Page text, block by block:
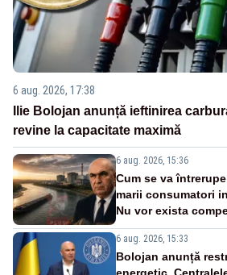
6 aug. 2026, 17:38
Ilie Bolojan anunță ieftinirea
revine la capacitate maximă
6 aug. 2026, 15:36
Cum se va
marii consumatori
Nu vor exista
6 aug. 2026, 15:33
Bolojan anunță
energetic.